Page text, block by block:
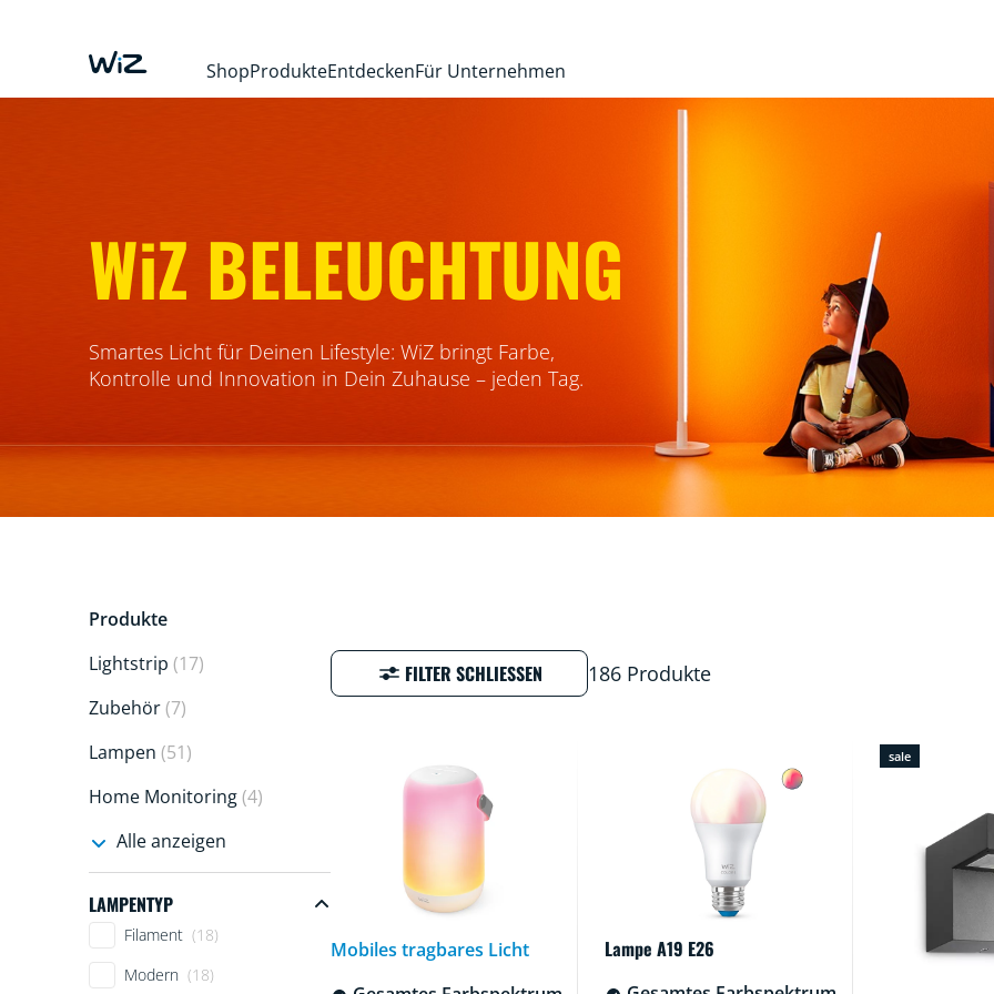
ShopProdukteEntdeckenFür Unternehmen
WiZ BELEUCHTUNG
Smartes Licht für Deinen Lifestyle: WiZ bringt Farbe,
Kontrolle und Innovation in Dein Zuhause – jeden Tag.
Produkte
Lightstrip (17)
Zubehör(7)
Lampen (51)
Home Monitoring(4)
Alle anzeigen
LAMPENTYP
Lampentyp
Filament (18)
Modern (18)
FILTER SCHLIESSEN 186 Produkte
Mobiles tragbares Licht
Lampe A19 E26
sale